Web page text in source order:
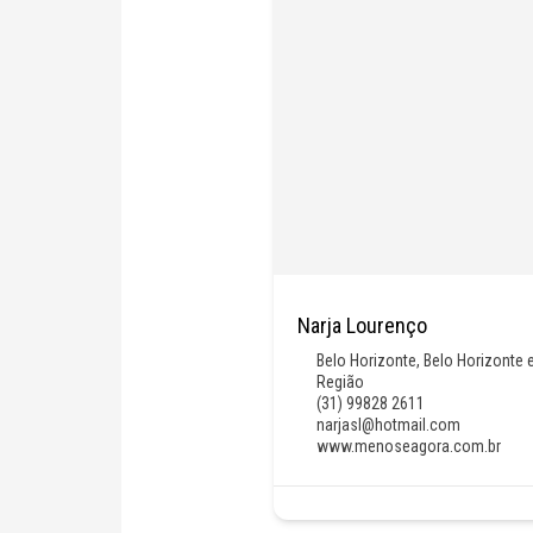
Narja Lourenço
Belo Horizonte, Belo Horizonte
Região
(31) 99828 2611
narjasl@hotmail.com
www.menoseagora.com.br